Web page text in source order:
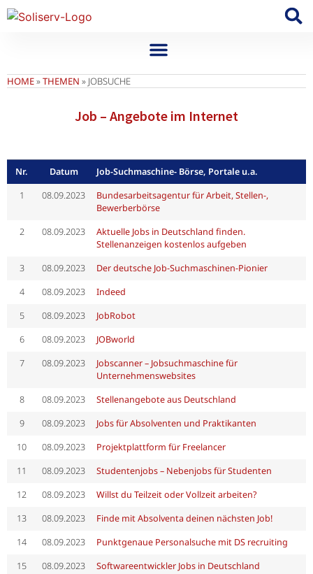
HOME»THEMEN » JOBSUCHE
Job – Angebote im Internet​
Nr. Datum
Job-Suchmaschine- Börse, Portale u.a.
1
08.09.2023
Bundesarbeitsagentur für Arbeit, Stellen-,
Bewerberbörse
2
08.09.2023
Aktuelle Jobs in Deutschland finden.
Stellenanzeigen kostenlos aufgeben
3
08.09.2023
Der deutsche Job-Suchmaschinen-Pionier
4
08.09.2023
Indeed
5
08.09.2023
JobRobot
6
08.09.2023
JOBworld
7
08.09.2023
Jobscanner – Jobsuchmaschine für
Unternehmenswebsites
8
08.09.2023
Stellenangebote aus Deutschland
9
08.09.2023
Jobs für Absolventen und Praktikanten
10
08.09.2023
Projektplattform für Freelancer
11
08.09.2023
Studentenjobs – Nebenjobs für Studenten
12
08.09.2023
Willst du Teilzeit oder Vollzeit arbeiten?
13
08.09.2023
Finde mit Absolventa deinen nächsten Job!
14
08.09.2023
Punktgenaue Personalsuche mit DS recruiting
15
08.09.2023 Softwareentwickler Jobs in Deutschland